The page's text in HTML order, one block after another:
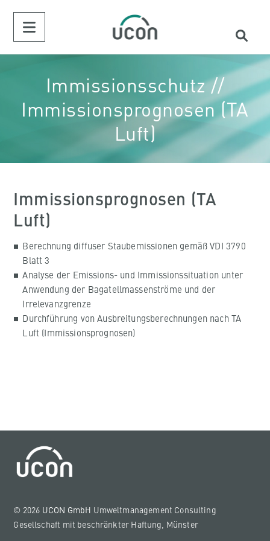
Immissionsschutz //
Immissionsprognosen (TA
Luft)
Immissionsprognosen (TA
Luft)
Berechnung diffuser Staubemissionen gemäß VDI 3790
Blatt 3
Analyse der Emissions- und Immissionssituation unter
Anwendung der Bagatellmassenströme und der
Irrelevanzgrenze
Durchführung von Ausbreitungsberechnungen nach TA
Luft (Immissionsprognosen)
© 2026 UCON GmbH Umweltmanagement Consulting
Gesellschaft mit beschränkter Haftung, Münster